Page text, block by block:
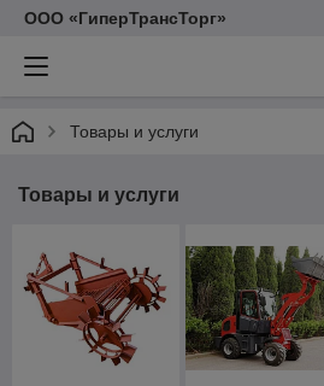
ООО «ГиперТрансТорг»
Товары и услуги
Товары и услуги